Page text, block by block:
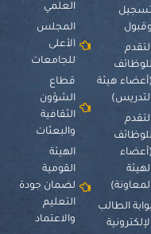
تسجيل
وقبول
للوظائف
(أعضاء هيئة
للوظائف
(أعضاء
بوابة الطالب
العلمي
المجلس
الأعلى
للجامعات
قطاع
الشؤون
الثقافية
والبعثات
الهيئة
القومية
لضمان جودة
التعليم
والاعتماد